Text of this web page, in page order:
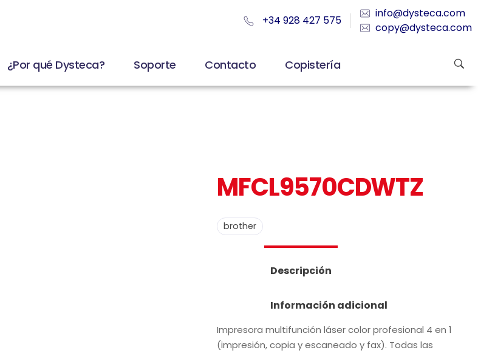
+34 928 427 575
info@dysteca.com
copy@dysteca.com
¿Por qué Dysteca? Soporte Contacto Copistería
MFCL9570CDWTZ
brother
Descripción
Información adicional
Impresora multifunción láser color profesional 4 en 1
(impresión, copia y escaneado y fax). Todas las